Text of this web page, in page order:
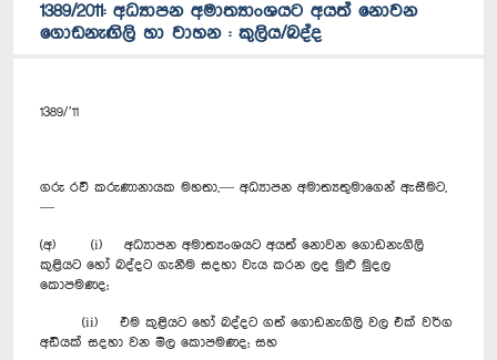
1389/2011: අධ්‍යාපන අමාත්‍යාංශයට අයත් නොවන
ගොඩනැඟිලි හා වාහන : කුලිය/බද්ද
1389/’11
ගරු රවී කරුණානායක මහතා,— අධ්‍යාපන අමාත්‍යතුමාගෙන් ඇසීමට,
—
(අ) (i) අධ්‍යාපන අමාත්‍යංශයට අයත් නොවන ගොඩනැගිලි
කුළියට හෝ බද්දට ගැනීම සදහා වැය කරන ලද මුළු මුදල
කොපමණද;
(ii) එම කුළියට හෝ බද්දට ගත් ගොඩනැගිලි වල එක් වර්ග
අඩියක් සදහා වන මිල කොපමණද; සහ